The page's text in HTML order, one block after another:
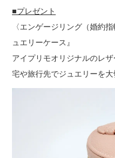
■プレゼント
〈エンゲージリング（婚約
ュエリーケース』
アイプリモオリジナルのレ
宅や旅行先でジュエリーを大